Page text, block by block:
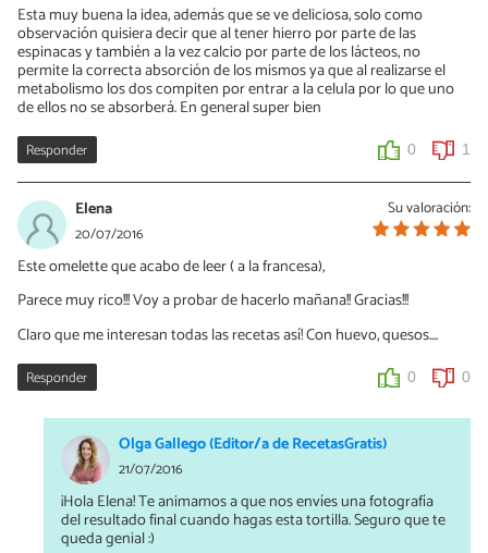
Esta muy buena la idea, además que se ve deliciosa, solo como
observación quisiera decir que al tener hierro por parte de las
espinacas y también a la vez calcio por parte de los lácteos, no
permite la correcta absorción de los mismos ya que al realizarse el
metabolismo los dos compiten por entrar a la celula por lo que uno
de ellos no se absorberá. En general super bien
Responder 0 1
Su valoración:
Elena
20/07/2016
Este omelette que acabo de leer ( a la francesa),
Parece muy rico!!! Voy a probar de hacerlo mañana!! Gracias!!!
Claro que me interesan todas las recetas así! Con huevo, quesos....
Responder 0 0
Olga Gallego (Editor/a de RecetasGratis)
21/07/2016
¡Hola Elena! Te animamos a que nos envíes una fotografía
del resultado final cuando hagas esta tortilla. Seguro que te
queda genial :)